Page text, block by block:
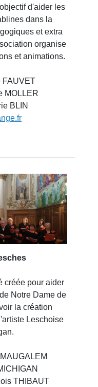
d'aider les
dans la
et extra
organise
et animations.
FAUVET
MOLLER
BLIN
créée pour aider
Notre Dame de
la création
Leschoise
THIBAUT